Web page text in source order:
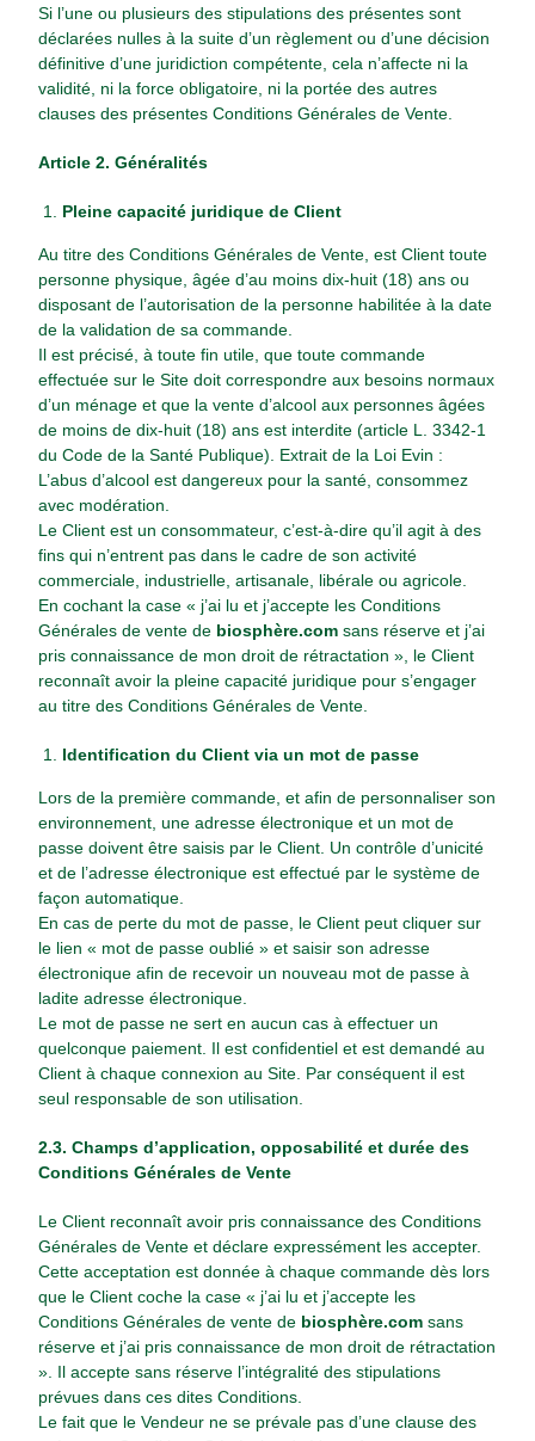
Si l’une ou plusieurs des stipulations des présentes sont
déclarées nulles à la suite d’un règlement ou d’une décision
définitive d’une juridiction compétente, cela n’affecte ni la
validité, ni la force obligatoire, ni la portée des autres
clauses des présentes Conditions Générales de Vente.
Article 2. Généralités
Pleine capacité juridique de Client
Au titre des Conditions Générales de Vente, est Client toute
personne physique, âgée d’au moins dix-huit (18) ans ou
disposant de l’autorisation de la personne habilitée à la date
de la validation de sa commande.
Il est précisé, à toute fin utile, que toute commande
effectuée sur le Site doit correspondre aux besoins normaux
d’un ménage et que la vente d’alcool aux personnes âgées
de moins de dix-huit (18) ans est interdite (article L. 3342-1
du Code de la Santé Publique). Extrait de la Loi Evin :
L’abus d’alcool est dangereux pour la santé, consommez
avec modération.
Le Client est un consommateur, c’est-à-dire qu’il agit à des
fins qui n’entrent pas dans le cadre de son activité
commerciale, industrielle, artisanale, libérale ou agricole.
En cochant la case « j’ai lu et j’accepte les Conditions
Générales de vente de biosphère.com sans réserve et j’ai
pris connaissance de mon droit de rétractation », le Client
reconnaît avoir la pleine capacité juridique pour s’engager
au titre des Conditions Générales de Vente.
Identification du Client via un mot de passe
Lors de la première commande, et afin de personnaliser son
environnement, une adresse électronique et un mot de
passe doivent être saisis par le Client. Un contrôle d’unicité
et de l’adresse électronique est effectué par le système de
façon automatique.
En cas de perte du mot de passe, le Client peut cliquer sur
le lien « mot de passe oublié » et saisir son adresse
électronique afin de recevoir un nouveau mot de passe à
ladite adresse électronique.
Le mot de passe ne sert en aucun cas à effectuer un
quelconque paiement. Il est confidentiel et est demandé au
Client à chaque connexion au Site. Par conséquent il est
seul responsable de son utilisation.
2.3. Champs d’application, opposabilité et durée des
Conditions Générales de Vente
Le Client reconnaît avoir pris connaissance des Conditions
Générales de Vente et déclare expressément les accepter.
Cette acceptation est donnée à chaque commande dès lors
que le Client coche la case « j’ai lu et j’accepte les
Conditions Générales de vente de biosphère.com sans
réserve et j’ai pris connaissance de mon droit de rétractation
». Il accepte sans réserve l’intégralité des stipulations
prévues dans ces dites Conditions.
Le fait que le Vendeur ne se prévale pas d’une clause des